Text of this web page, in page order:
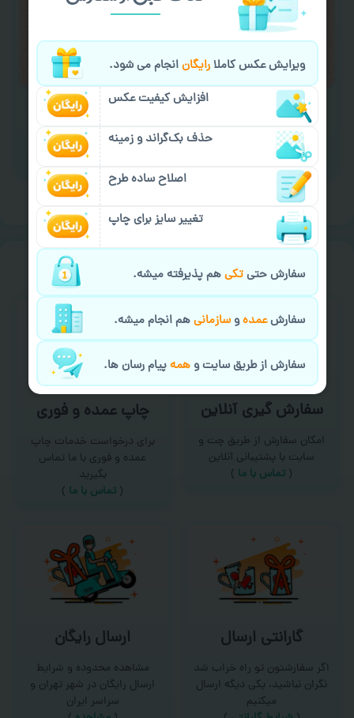
لازم را انجام دهید.
ایمیل جهت ثبت یا پیگیری سفارش:
aks4chap.com@gmail.com
خیالت راحت ازسفارش گیری
سفارش گیری آنلاین
امکان سفارش از طریق چت و
سایت با پشتیبانی آنلاین
( تماس با ما‌ )
چاپ عمده و فوری
برای درخواست خدمات چاپ
عمده و فوری با ما تماس
بگیرید
( تماس با ما )
گارانتی ارسال
اگر سفارشتون تو راه خراب شد
نگران نباشید، یکی دیگه ارسال
میکنیم
ارسال رایگان
مشاهده محدوده و شرایط
ارسال رایگان در شهر تهران و
سراسر ایران
ویرایش عکس کاملارایگانانجام می شود.
افزایش کیفیت عکس
حذف بک‌گراند و زمینه
اصلاح ساده طرح
تغییر سایز برای چاپ
سفارش حتیتکیهم پذیرفته میشه.
سفارشعمدهوسازمانیهم انجام میشه.
سفارش از طریق سایت وهمهپیام رسان ها.